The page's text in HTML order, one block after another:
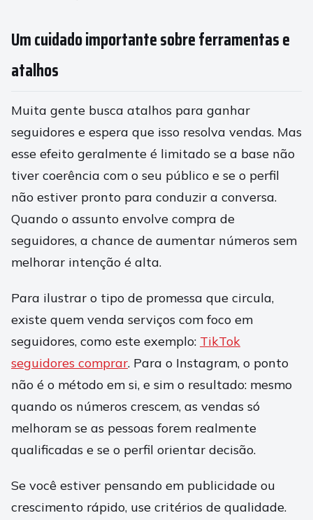
Um cuidado importante sobre ferramentas e
atalhos
Muita gente busca atalhos para ganhar
seguidores e espera que isso resolva vendas. Mas
esse efeito geralmente é limitado se a base não
tiver coerência com o seu público e se o perfil
não estiver pronto para conduzir a conversa.
Quando o assunto envolve compra de
seguidores, a chance de aumentar números sem
melhorar intenção é alta.
Para ilustrar o tipo de promessa que circula,
existe quem venda serviços com foco em
seguidores, como este exemplo: TikTok
seguidores comprar. Para o Instagram, o ponto
não é o método em si, e sim o resultado: mesmo
quando os números crescem, as vendas só
melhoram se as pessoas forem realmente
qualificadas e se o perfil orientar decisão.
Se você estiver pensando em publicidade ou
crescimento rápido, use critérios de qualidade.